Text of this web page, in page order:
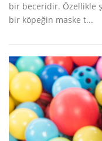
bir beceridir. Özellikle
bir köpeğin maske t...